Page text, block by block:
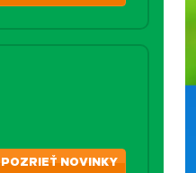
POZRIEŤ NOVINKY